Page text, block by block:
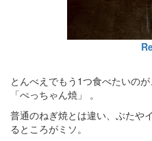
とんべえでもう1つ食べたいの
「ぺっちゃん焼」 。
普通のねぎ焼とは違い、ぶたや
るところがミソ。